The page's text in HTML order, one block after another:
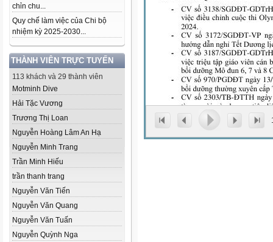
chỉn chu...
Quy chế làm việc của Chi bộ
nhiệm kỳ 2025-2030...
THÀNH VIÊN TRỰC TUYẾN
113 khách và 29 thành viên
Motminh Dive
Hải Tặc Vương
Trương Thị Loan
Nguyễn Hoàng Lâm An Hạ
Nguyễn Minh Trang
Trần Minh Hiếu
trần thanh trang
Nguyễn Văn Tiến
Nguyễn Văn Quang
Nguyễn Văn Tuấn
Nguyễn Quỳnh Nga